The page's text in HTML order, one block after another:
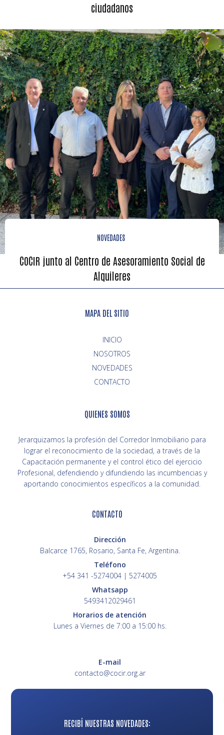
ciudadanos
NOVEDADES
COCIR junto al Centro de Asesoramiento Social de
Alquileres
RECIBÍ NUESTRAS NOVEDADES:
MAPA DEL SITIO
INICIO
NOVEDADES
CONTACTO
QUIENES SOMOS
Jerarquizamos la profesión del Corredor Inmobiliario para
lograr el reconocimiento de la sociedad, a través de la
Capacitación permanente y el control ético del ejercicio
Profesional, defendiendo y difundiendo las incumbencias y
aportando conocimientos específicos a la comunidad.
CONTACTO
Dirección
Balcarce 1765, Rosario, Santa Fe, Argentina.
Teléfono
+54 341 -5274004 | 5274005
Whatsapp
5493412029461
Horarios de atención
Lunes a Viernes de 7:00 a 15:00 hs.
E-mail
contacto@cocir.org.ar